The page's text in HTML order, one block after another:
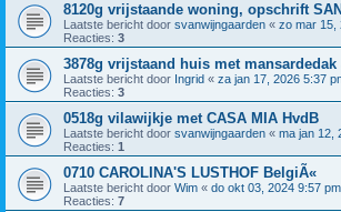
8120g vrijstaande woning, opschrift
Laatste bericht door svanwijngaarden « zo mar 15,
Reacties: 3
3878g vrijstaand huis met mansardedak
Laatste bericht door Ingrid « za jan 17, 2026 5:37
Reacties: 3
0518g vilawijkje met CASA MIA HvdB
Laatste bericht door svanwijngaarden « ma jan 12,
Reacties: 1
0710 CAROLINA'S LUSTHOF BelgiÃ«
Laatste bericht door Wim « do okt 03, 2024 9:57 pm
Reacties: 7